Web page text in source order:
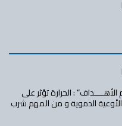
: الحرارة تؤثر على
الدموية و من المهم شرب